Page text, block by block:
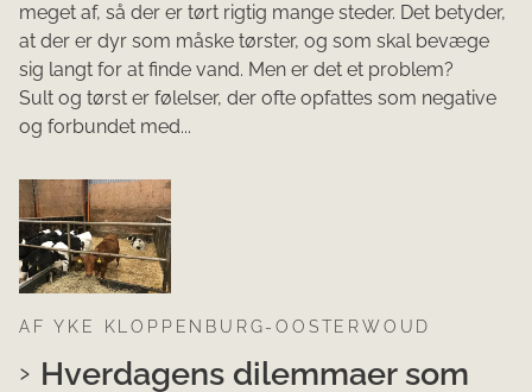
meget af, så der er tørt rigtig mange steder. Det betyder,
at der er dyr som måske tørster, og som skal bevæge
sig langt for at finde vand. Men er det et problem?
Sult og tørst er følelser, der ofte opfattes som negative
og forbundet med...
AF YKE KLOPPENBURG-OOSTERWOUD
Hverdagens dilemmaer som